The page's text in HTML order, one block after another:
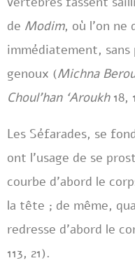
de Modim, où l’on ne
immédiatement,
genoux (Michna
Choul’han ‘Aroukh18,
Les Séfarades, se
ont l’usage de se
courbe d’abord le
la tête ; de même,
redresse d’abord le
113, 21).